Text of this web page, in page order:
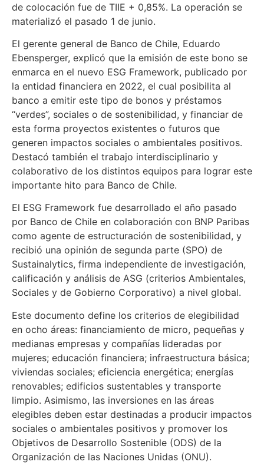
de colocación fue de TIIE + 0,85%. La operación se
materializó el pasado 1 de junio.
El gerente general de Banco de Chile, Eduardo
Ebensperger, explicó que la emisión de este bono se
enmarca en el nuevo ESG Framework, publicado por
la entidad financiera en 2022, el cual posibilita al
banco a emitir este tipo de bonos y préstamos
“verdes”, sociales o de sostenibilidad, y financiar de
esta forma proyectos existentes o futuros que
generen impactos sociales o ambientales positivos.
Destacó también el trabajo interdisciplinario y
colaborativo de los distintos equipos para lograr este
importante hito para Banco de Chile.
El ESG Framework fue desarrollado el año pasado
por Banco de Chile en colaboración con BNP Paribas
como agente de estructuración de sostenibilidad, y
recibió una opinión de segunda parte (SPO) de
Sustainalytics, firma independiente de investigación,
calificación y análisis de ASG (criterios Ambientales,
Sociales y de Gobierno Corporativo) a nivel global.
Este documento define los criterios de elegibilidad
en ocho áreas: financiamiento de micro, pequeñas y
medianas empresas y compañías lideradas por
mujeres; educación financiera; infraestructura básica;
viviendas sociales; eficiencia energética; energías
renovables; edificios sustentables y transporte
limpio. Asimismo, las inversiones en las áreas
elegibles deben estar destinadas a producir impactos
sociales o ambientales positivos y promover los
Objetivos de Desarrollo Sostenible (ODS) de la
Organización de las Naciones Unidas (ONU).